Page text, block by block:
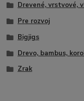
Drevené, vrstvové,
Pre rozvoj
Bigjigs
Drevo, bambus,
Zrak